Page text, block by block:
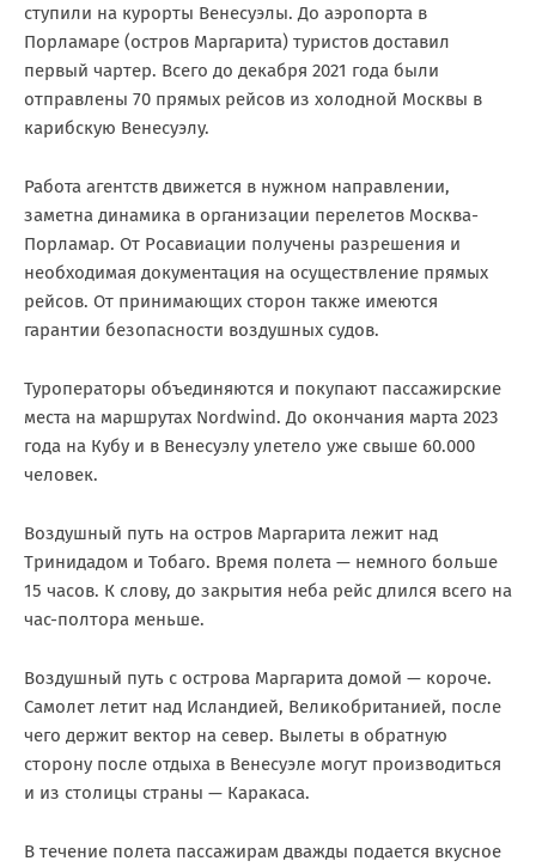
ступили на курорты Венесуэлы. До аэропорта в
Порламаре (остров Маргарита) туристов доставил
первый чартер. Всего до декабря 2021 года были
отправлены 70 прямых рейсов из холодной Москвы в
карибскую Венесуэлу.
Работа агентств движется в нужном направлении,
заметна динамика в организации перелетов Москва-
Порламар. От Росавиации получены разрешения и
необходимая документация на осуществление прямых
рейсов. От принимающих сторон также имеются
гарантии безопасности воздушных судов.
Туроператоры объединяются и покупают пассажирские
места на маршрутах Nordwind. До окончания марта 2023
года на Кубу и в Венесуэлу улетело уже свыше 60.000
человек.
Воздушный путь на остров Маргарита лежит над
Тринидадом и Тобаго. Время полета — немного больше
15 часов. К слову, до закрытия неба рейс длился всего на
час-полтора меньше.
Воздушный путь с острова Маргарита домой — короче.
Самолет летит над Исландией, Великобританией, после
чего держит вектор на север. Вылеты в обратную
сторону после отдыха в Венесуэле могут производиться
и из столицы страны — Каракаса.
В течение полета пассажирам дважды подается вкусное